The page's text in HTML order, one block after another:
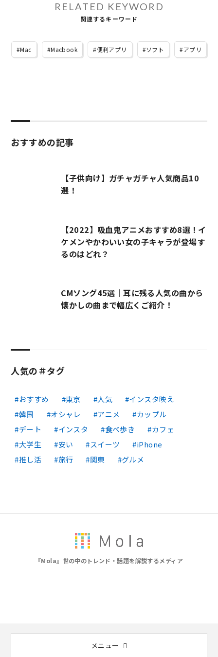
RELATED KEYWORD
関連するキーワード
Mac Macbook 便利アプリ ソフト アプリ
おすすめの記事
【子供向け】ガチャガチャ人気商品10
選！
【2022】吸血鬼アニメおすすめ8選！イ
ケメンやかわいい女の子キャラが登場す
るのはどれ？
CMソング45選｜耳に残る人気の曲から
懐かしの曲まで幅広くご紹介！
人気の＃タグ
おすすめ 東京 人気
インスタ映え
韓国
オシャレ アニメ
カップル
デート
インスタ 食べ歩き
カフェ
大学生
安い スイーツ
iPhone
推し活
旅行 関東 グルメ
『Mola』世の中のトレンド・話題を解説するメディア
メニュー